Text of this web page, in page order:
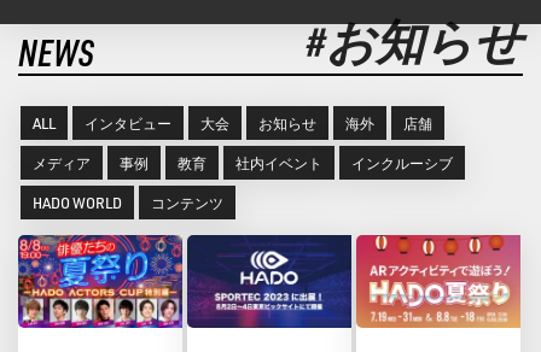
NEWS #お知らせ
ALL インタビュー 大会 お知らせ 海外 店舗
メディア 事例 教育 社内イベント インクルーシブ
HADO WORLD コンテンツ